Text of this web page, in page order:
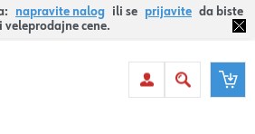
napravite nalog ili se prijavite da biste
veleprodajne cene.